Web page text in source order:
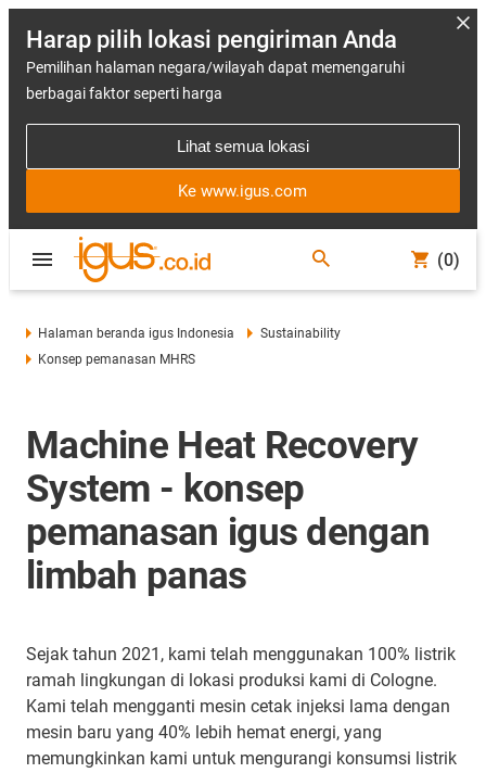
Harap pilih lokasi pengiriman Anda
Pemilihan halaman negara/wilayah dapat memengaruhi
berbagai faktor seperti harga
Lihat semua lokasi
Ke www.igus.com
(0)
Halaman beranda igus Indonesia
Sustainability
Konsep pemanasan MHRS
Machine Heat Recovery
System - konsep
pemanasan igus dengan
limbah panas
Sejak tahun 2021, kami telah menggunakan 100% listrik
ramah lingkungan di lokasi produksi kami di Cologne.
Kami telah mengganti mesin cetak injeksi lama dengan
mesin baru yang 40% lebih hemat energi, yang
memungkinkan kami untuk mengurangi konsumsi listrik